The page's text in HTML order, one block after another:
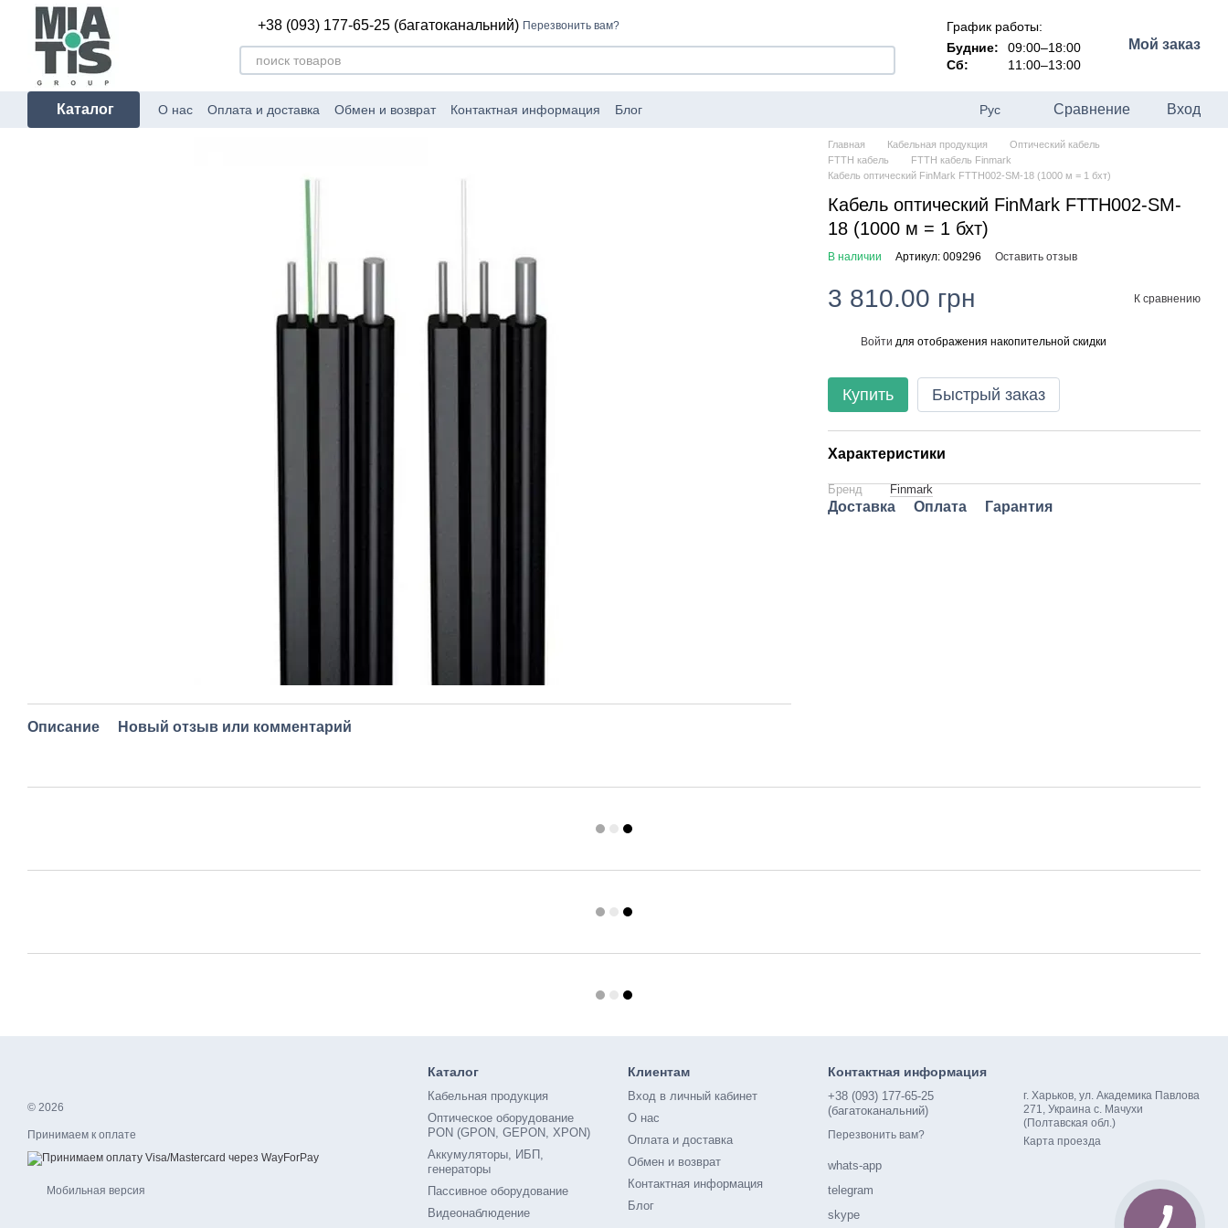
Перейти к основному контенту
+38 (093) 177-65-25 (багатоканальний) Перезвонить вам?
График работы:
Будние:
09:00–18:00
Сб:
11:00–13:00
Мой заказ
Каталог О нас Оплата и доставка Обмен и возврат Контактная информация Блог Рус Сравнение Вход
Описание Новый отзыв или комментарий
Главная Кабельная продукция
Оптический кабель
FTTH кабель
FTTH кабель Finmark
Кабель оптический FinMark FTTH002-SM-18 (1000 м = 1 бхт)
Кабель оптический FinMark FTTH002-SM-
18 (1000 м = 1 бхт)
В наличии Артикул: 009296 Оставить отзыв
3 810.00 грн К сравнению
Войти для отображения накопительной скидки
Купить Быстрый заказ
Характеристики
Бренд Finmark
Доставка Оплата Гарантия
© 2026
Принимаем к оплате
Мобильная версия
Каталог
Кабельная продукция
Оптическое оборудование
PON (GPON, GEPON, XPON)
Аккумуляторы, ИБП,
генераторы
Пассивное оборудование
Видеонаблюдение
Клиентам
Вход в личный кабинет
О нас
Оплата и доставка
Обмен и возврат
Контактная информация
Блог
Контактная информация
+38 (093) 177-65-25
(багатоканальний)
Перезвонить вам?
whats-app
telegram
skype
г. Харьков, ул. Академика Павлова
271, Украина с. Мачухи
(Полтавская обл.)
Карта проезда